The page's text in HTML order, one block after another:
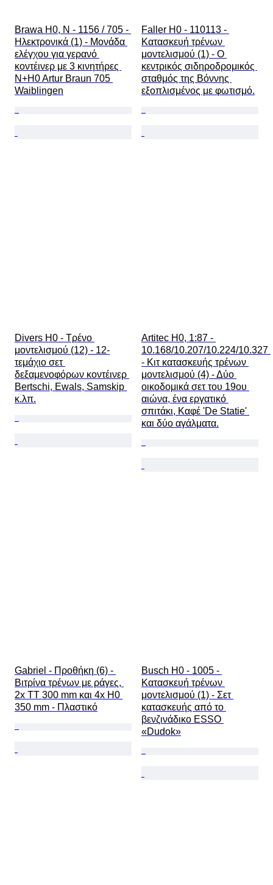
Brawa H0, N - 1156 / 705 -
Ηλεκτρονικά (1) - Μονάδα
ελέγχου για γερανό
κοντέινερ με 3 κινητήρες
N+H0 Artur Braun 705
Waiblingen
Faller H0 - 110113 -
Κατασκευή τρένων
μοντελισμού (1) - Ο
κεντρικός σιδηροδρομικός
σταθμός της Βόννης
εξοπλισμένος με φωτισμό.
Divers H0 - Τρένο
μοντελισμού (12) - 12-
τεμάχιο σετ
δεξαμενοφόρων κοντέινερ
Bertschi, Ewals, Samskip
κ.λπ.
Artitec H0, 1:87 -
10.168/10.207/10.224/10.327
- Κιτ κατασκευής τρένων
μοντελισμού (4) - Δύο
οικοδομικά σετ του 19ου
αιώνα, ένα εργατικό
σπιτάκι, Καφέ 'De Statie'
και δύο αγάλματα.
Gabriel - Προθήκη (6) -
Βιτρίνα τρένων με ράγες,
2x TT 300 mm και 4x H0
350 mm - Πλαστικό
Busch H0 - 1005 -
Κατασκευή τρένων
μοντελισμού (1) - Σετ
κατασκευής από το
βενζινάδικο ESSO
«Dudok»